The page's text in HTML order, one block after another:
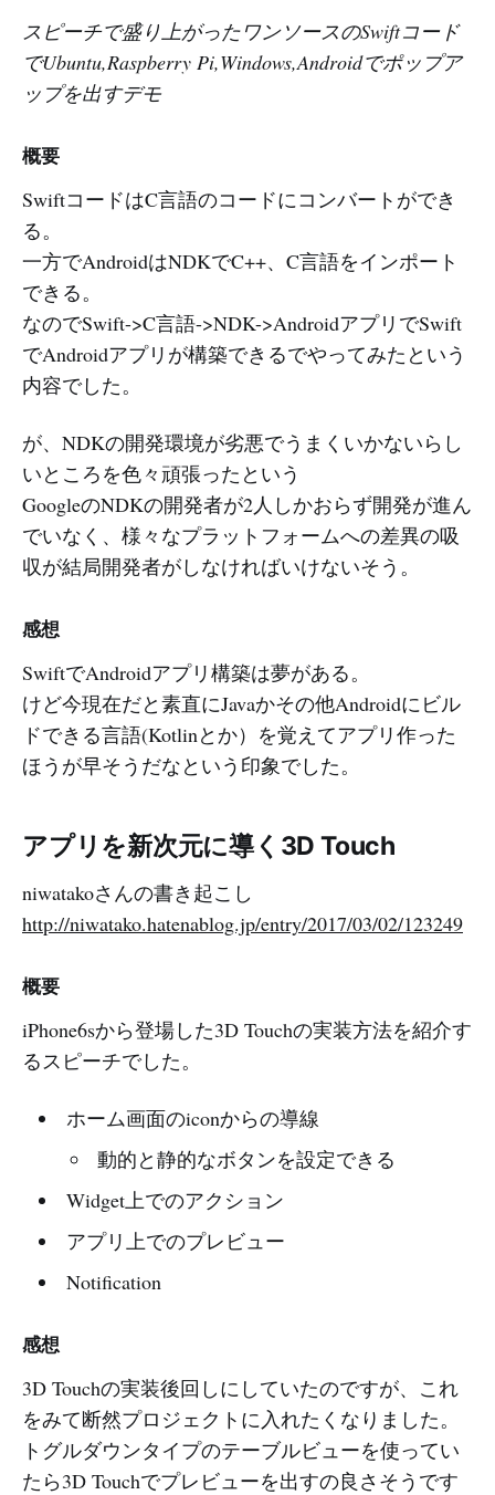
スピーチで盛り上がったワンソースのSwiftコード
でUbuntu,Raspberry Pi,Windows,Androidでポップア
ップを出すデモ
概要
SwiftコードはC言語のコードにコンバートができ
る。
一方でAndroidはNDKでC++、C言語をインポート
できる。
なのでSwift->C言語->NDK->AndroidアプリでSwift
でAndroidアプリが構築できるでやってみたという
内容でした。
が、NDKの開発環境が劣悪でうまくいかないらし
いところを色々頑張ったという
GoogleのNDKの開発者が2人しかおらず開発が進ん
でいなく、様々なプラットフォームへの差異の吸
収が結局開発者がしなければいけないそう。
感想
SwiftでAndroidアプリ構築は夢がある。
けど今現在だと素直にJavaかその他Androidにビル
ドできる言語(Kotlinとか）を覚えてアプリ作った
ほうが早そうだなという印象でした。
アプリを新次元に導く3D Touch
niwatakoさんの書き起こし
http://niwatako.hatenablog.jp/entry/2017/03/02/123249
概要
iPhone6sから登場した3D Touchの実装方法を紹介す
るスピーチでした。
ホーム画面のiconからの導線
動的と静的なボタンを設定できる
Widget上でのアクション
アプリ上でのプレビュー
Notification
感想
3D Touchの実装後回しにしていたのですが、これ
をみて断然プロジェクトに入れたくなりました。
トグルダウンタイプのテーブルビューを使ってい
たら3D Touchでプレビューを出すの良さそうです